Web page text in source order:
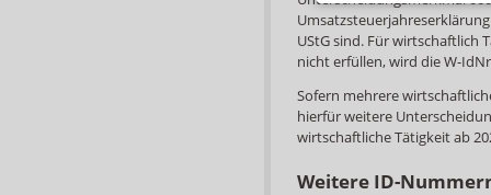
UStG sind. Für wirtschaftlich
nicht erfüllen, wird die W-
Sofern mehrere
hierfür weitere
wirtschaftliche Tätigkeit ab
Weitere ID-